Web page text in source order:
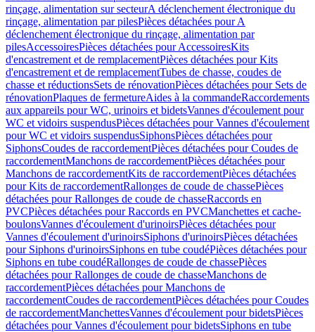
rinçage, alimentation sur secteurA déclenchement électronique du
rinçage, alimentation par pilesPièces détachées pour A
déclenchement électronique du rinçage, alimentation par
pilesAccessoiresPièces détachées pour AccessoiresKits
d'encastrement et de remplacementPièces détachées pour Kits
d'encastrement et de remplacementTubes de chasse, coudes de
chasse et réductionsSets de rénovationPièces détachées pour Sets de
rénovationPlaques de fermetureAides à la commandeRaccordements
aux appareils pour WC, urinoirs et bidetsVannes d'écoulement pour
WC et vidoirs suspendusPièces détachées pour Vannes d'écoulement
pour WC et vidoirs suspendusSiphonsPièces détachées pour
SiphonsCoudes de raccordementPièces détachées pour Coudes de
raccordementManchons de raccordementPièces détachées pour
Manchons de raccordementKits de raccordementPièces détachées
pour Kits de raccordementRallonges de coude de chassePièces
détachées pour Rallonges de coude de chasseRaccords en
PVCPièces détachées pour Raccords en PVCManchettes et cache-
boulonsVannes d'écoulement d'urinoirsPièces détachées pour
Vannes d'écoulement d'urinoirsSiphons d'urinoirsPièces détachées
pour Siphons d'urinoirsSiphons en tube coudéPièces détachées pour
Siphons en tube coudéRallonges de coude de chassePièces
détachées pour Rallonges de coude de chasseManchons de
raccordementPièces détachées pour Manchons de
raccordementCoudes de raccordementPièces détachées pour Coudes
de raccordementManchettesVannes d'écoulement pour bidetsPièces
détachées pour Vannes d'écoulement pour bidetsSiphons en tube